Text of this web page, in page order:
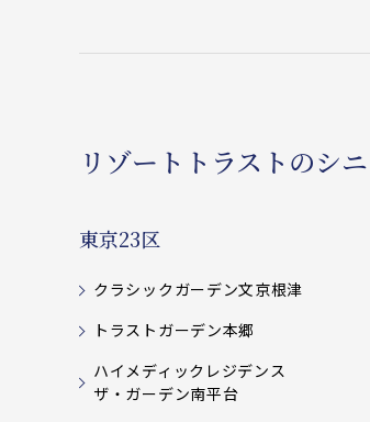
リゾートトラストのシ
東京23区
クラシックガーデン文京根津
トラストガーデン本郷
ハイメディックレジデンス
ザ・ガーデン南平台